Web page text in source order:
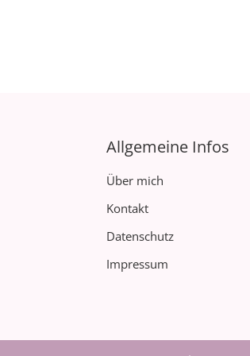
Allgemeine Infos
Über mich
Kontakt
Datenschutz
Impressum